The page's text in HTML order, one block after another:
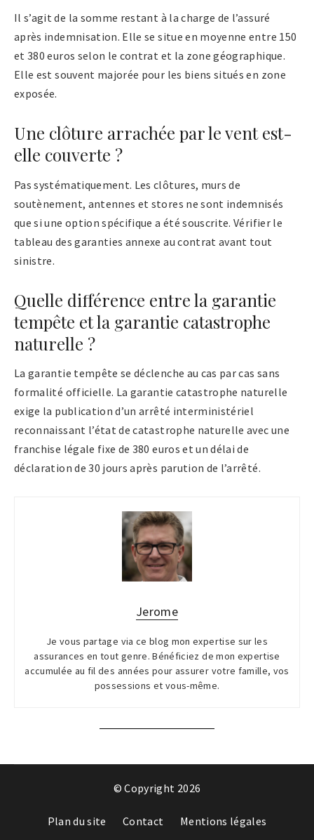
Il s’agit de la somme restant à la charge de l’assuré
après indemnisation. Elle se situe en moyenne entre 150
et 380 euros selon le contrat et la zone géographique.
Elle est souvent majorée pour les biens situés en zone
exposée.
Une clôture arrachée par le vent est-
elle couverte ?
Pas systématiquement. Les clôtures, murs de
soutènement, antennes et stores ne sont indemnisés
que si une option spécifique a été souscrite. Vérifier le
tableau des garanties annexe au contrat avant tout
sinistre.
Quelle différence entre la garantie
tempête et la garantie catastrophe
naturelle ?
La garantie tempête se déclenche au cas par cas sans
formalité officielle. La garantie catastrophe naturelle
exige la publication d’un arrêté interministériel
reconnaissant l’état de catastrophe naturelle avec une
franchise légale fixe de 380 euros et un délai de
déclaration de 30 jours après parution de l’arrêté.
Jerome
Je vous partage via ce blog mon expertise sur les
assurances en tout genre. Bénéficiez de mon expertise
accumulée au fil des années pour assurer votre famille, vos
possessions et vous-même.
© Copyright 2026
Plan du site Contact Mentions légales